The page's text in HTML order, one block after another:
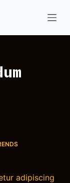
adipiscing